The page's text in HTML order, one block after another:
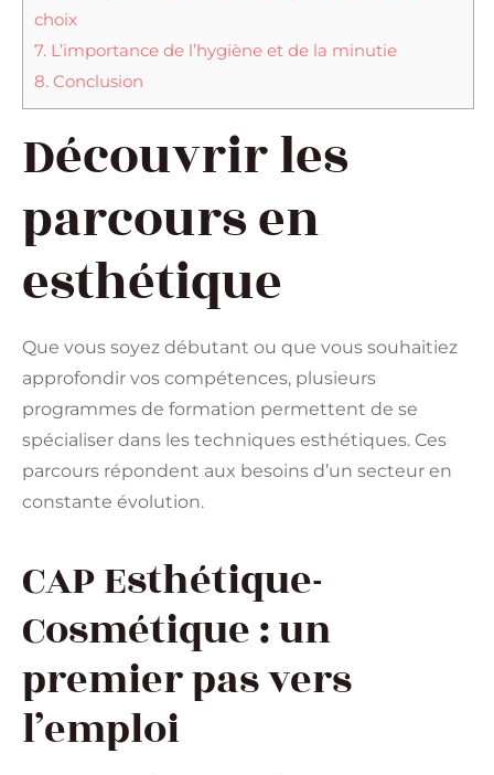
choix
7. L’importance de l’hygiène et de la minutie
8. Conclusion
Découvrir les
parcours en
esthétique
Que vous soyez débutant ou que vous souhaitiez
approfondir vos compétences, plusieurs
programmes de formation permettent de se
spécialiser dans les techniques esthétiques. Ces
parcours répondent aux besoins d’un secteur en
constante évolution.
CAP Esthétique-
Cosmétique : un
premier pas vers
l’emploi